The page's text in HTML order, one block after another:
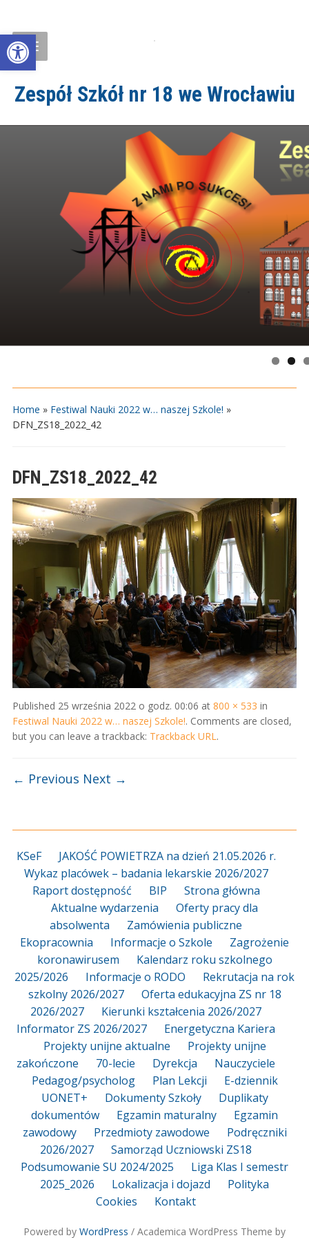
Open toolbar
Zespół Szkół nr 18 we Wrocławiu
Home » Festiwal Nauki 2022 w… naszej Szkole! »
DFN_ZS18_2022_42
DFN_ZS18_2022_42
Published 25 września 2022 o godz. 00:06 at 800 × 533 in
Festiwal Nauki 2022 w… naszej Szkole!. Comments are closed,
but you can leave a trackback: Trackback URL .
← Previous Next →
KSeF
JAKOŚĆ POWIETRZA na dzień 21.05.2026 r.
Wykaz placówek – badania lekarskie 2026/2027
Raport dostępność
BIP
Strona główna
Aktualne wydarzenia
Oferty pracy dla
absolwenta
Zamówienia publiczne
Ekopracownia
Informacje o Szkole
Zagrożenie
koronawirusem
Kalendarz roku szkolnego
2025/2026
Informacje o RODO
Rekrutacja na rok
szkolny 2026/2027
Oferta edukacyjna ZS nr 18
2026/2027
Kierunki kształcenia 2026/2027
Informator ZS 2026/2027
Energetyczna Kariera
Projekty unijne aktualne
Projekty unijne
zakończone
70-lecie Dyrekcja
Nauczyciele
Pedagog/psycholog
Plan Lekcji
E-dziennik
UONET+
Dokumenty Szkoły
Duplikaty
dokumentów
Egzamin maturalny
Egzamin
zawodowy
Przedmioty zawodowe
Podręczniki
2026/2027
Samorząd Uczniowski ZS18
Podsumowanie SU 2024/2025
Liga Klas I semestr
2025_2026
Lokalizacja i dojazd
Polityka
Cookies
Kontakt
Powered by WordPress / Academica WordPress Theme by